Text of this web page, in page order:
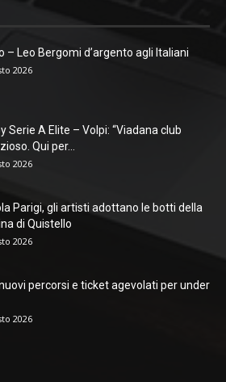
– Leo Bergomi d’argento agli Italiani
2026
Serie A Elite – Volpi: “Viadana club
Qui per...
2026
Parigi, gli artisti adottano le botti della
di Quistello
2026
percorsi e ticket agevolati per under
2026